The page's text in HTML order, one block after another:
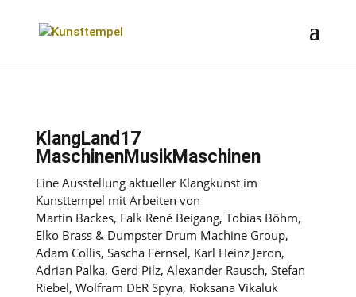
KlangLand17
MaschinenMusikMaschinen
Eine Ausstellung aktueller Klangkunst im
Kunsttempel mit Arbeiten von
Martin Backes, Falk René Beigang, Tobias Böhm,
Elko Brass & Dumpster Drum Machine Group,
Adam Collis, Sascha Fernsel, Karl Heinz Jeron,
Adrian Palka, Gerd Pilz, Alexander Rausch, Stefan
Riebel, Wolfram DER Spyra, Roksana Vikaluk